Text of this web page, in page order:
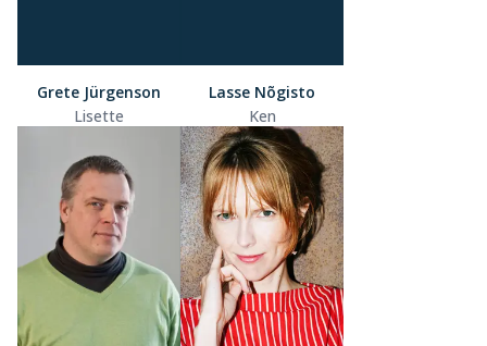
Grete Jürgenson
Lisette
Lasse Nõgisto
Ken